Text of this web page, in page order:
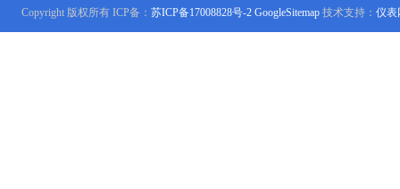
Copyright 版权所有 ICP备： 苏ICP备17008828号-2 GoogleSitemap技术支持： 仪表